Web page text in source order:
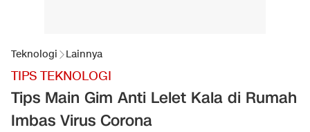
Teknologi Lainnya
TIPS TEKNOLOGI
Tips Main Gim Anti Lelet Kala di Rumah
Imbas Virus Corona